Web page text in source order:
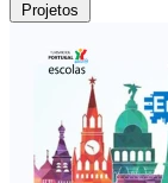
Projetos